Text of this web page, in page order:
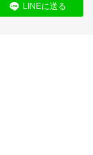
LINEに送る